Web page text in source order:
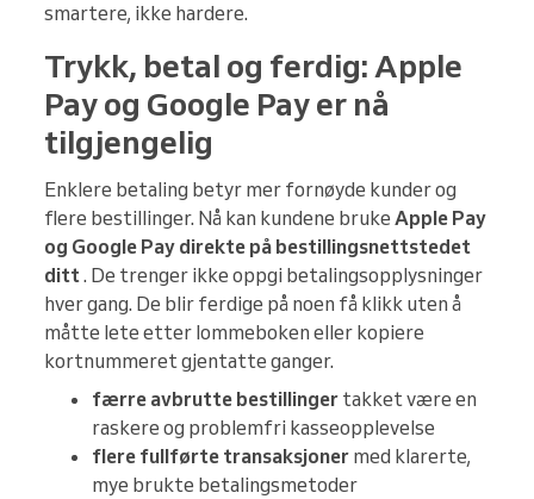
smartere, ikke hardere.
Trykk, betal og ferdig: Apple
Pay og Google Pay er nå
tilgjengelig
Enklere betaling betyr mer fornøyde kunder og
flere bestillinger. Nå kan kundene bruke Apple Pay
og Google Pay direkte på bestillingsnettstedet
ditt. De trenger ikke oppgi betalingsopplysninger
hver gang. De blir ferdige på noen få klikk uten å
måtte lete etter lommeboken eller kopiere
kortnummeret gjentatte ganger.
færre avbrutte bestillinger takket være en
raskere og problemfri kasseopplevelse
flere fullførte transaksjoner med klarerte,
mye brukte betalingsmetoder